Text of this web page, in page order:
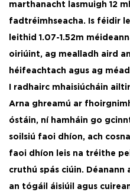
marthanacht lasmuigh 12
fadtréimhseacha. Is féidir
leithid 1.07-1.52m
oiriúint, ag mealladh aird
héifeachtach agus ag
I radhairc mhaisiúcháin
Arna ghreamú ar
óstáin, ní hamháin go
soilsiú faoi dhíon, ach
faoi dhíon leis na tréithe
cruthú spás ciúin. Déanann
an tógáil áisiúil agus